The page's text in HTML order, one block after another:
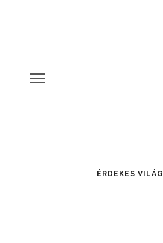
ÉRDEKES VILÁG